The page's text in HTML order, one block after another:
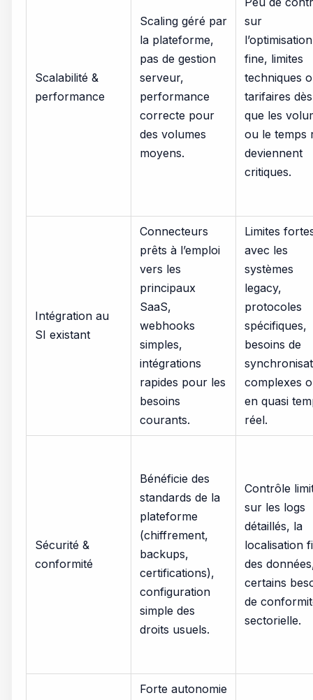
Scalabilité &
performance
Scaling géré par
la plateforme,
pas de gestion
serveur,
performance
correcte pour
des volumes
moyens.
sur
l’optimisation
fine, limites
techniques
tarifaires dès
que les
ou le temps
deviennent
critiques.
Intégration au
SI existant
Connecteurs
prêts à l’emploi
vers les
principaux
SaaS,
webhooks
simples,
intégrations
rapides pour les
besoins
courants.
Limites
avec les
systèmes
legacy,
protocoles
spécifiques,
besoins de
complexes
en quasi
réel.
Sécurité &
conformité
Bénéficie des
standards de la
plateforme
(chiffrement,
backups,
certifications),
configuration
simple des
droits usuels.
Contrôle
sur les logs
détaillés, la
localisation
des
certains
de
sectorielle.
Forte autonomie